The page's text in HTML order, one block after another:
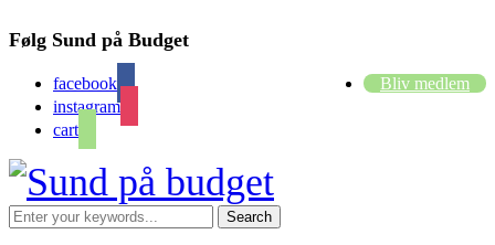
Følg Sund på Budget
facebook
instagram
cart
Bliv medlem